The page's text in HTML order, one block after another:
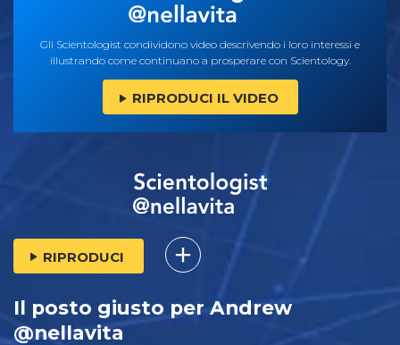
Gli Scientologist condividono video descrivendo i loro interessi e
illustrando come continuano a prosperare con Scientology.
RIPRODUCI IL VIDEO
RIPRODUCI
Il posto giusto per Andrew
@nellavita